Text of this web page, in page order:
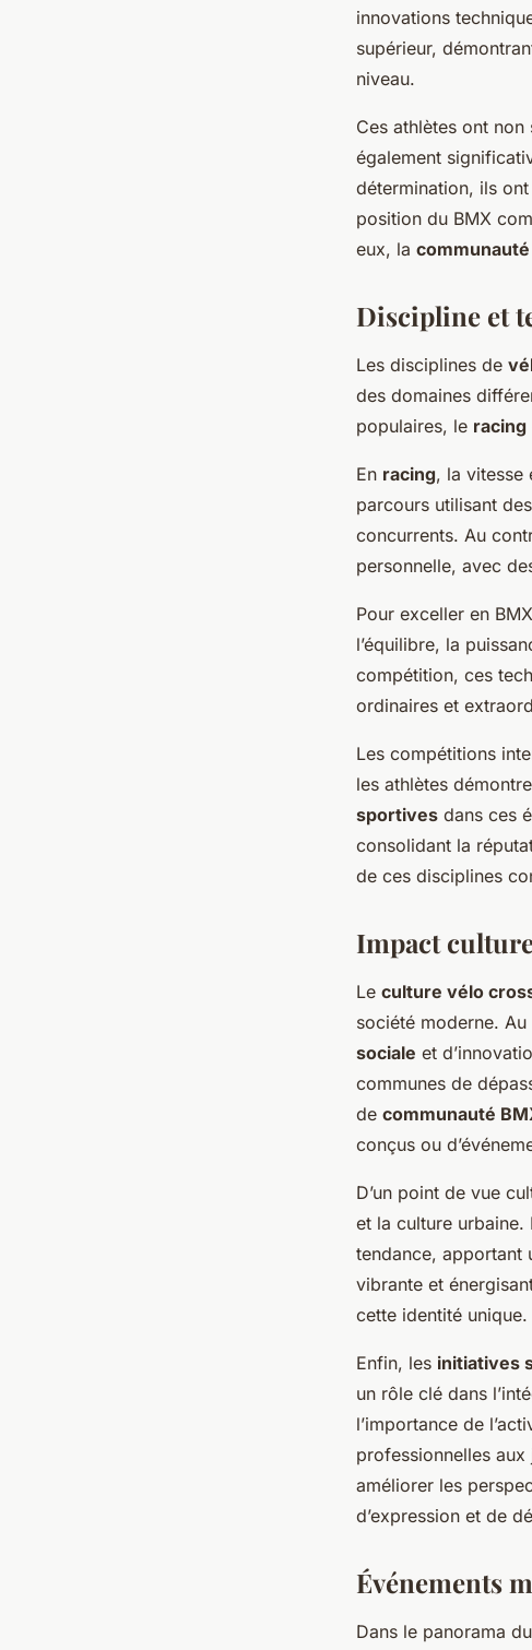
innovations
supérieur,
niveau.
Ces athlètes ont
également
détermination, ils
position du BMX
eux, la
Discipline et
Les disciplines de
des domaines
populaires, le racing
En racing, la vitesse
parcours utilisant
concurrents. Au
personnelle, avec
Pour exceller en
l’équilibre, la
compétition, ces
ordinaires et
Les compétitions
les athlètes
sportives dans ces
consolidant la
de ces disciplines
Impact
Le culture vélo
société moderne.
sociale et
communes de
de communauté
conçus ou
D’un point de vue
et la culture urbaine.
tendance, apportant
vibrante et
cette identité unique.
Enfin, les initiatives
un rôle clé dans
l’importance de
professionnelles aux
améliorer les
d’expression et de
Événements
Dans le panorama du